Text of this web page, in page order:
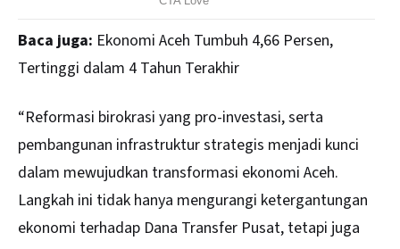
Baca juga: Ekonomi Aceh Tumbuh 4,66 Persen,
Tertinggi dalam 4 Tahun Terakhir
“Reformasi birokrasi yang pro-investasi, serta
pembangunan infrastruktur strategis menjadi kunci
dalam mewujudkan transformasi ekonomi Aceh.
Langkah ini tidak hanya mengurangi ketergantungan
ekonomi terhadap Dana Transfer Pusat, tetapi juga